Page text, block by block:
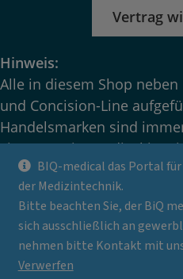
BIQ-medical das Portal
der Medizintechnik.
Bitte beachten Sie, der BiQ
sich ausschließlich an
nehmen bitte Kontakt mit
Verwerfen
Vertrag
Hinweis:
Alle in diesem Shop
und Concision-Line
Handelsmarken sind
Firmen – BiQ medical ist
Firmen! Alle Bilder und
Original abweichen.
und Darstellung
Nachdrucken, sowie die
oder kompletten Inhalten